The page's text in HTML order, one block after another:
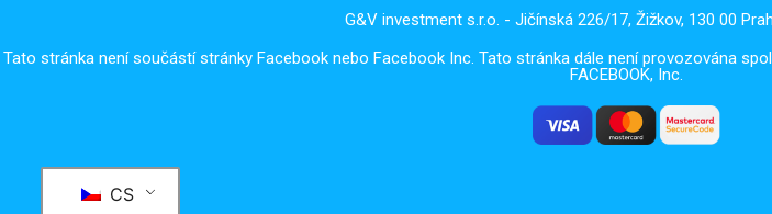
G&V investment s.r.o. - Jičínská 226/17, Žižkov, 130 00
Tato stránka není součástí stránky Facebook nebo Facebook Inc. Tato stránka dále není provozována
FACEBOOK, Inc.
CS